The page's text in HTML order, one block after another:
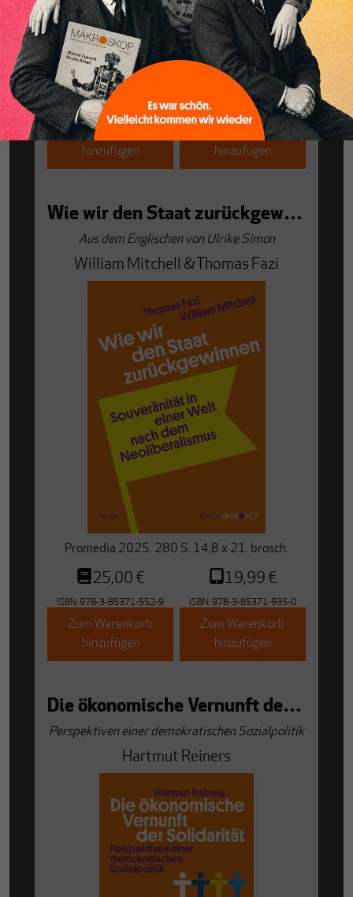
Promedia 2025. 240 S. 14,8 x 21. brosch.
23,00 €
ISBN:978-3-85371-545-1
18,99 €
ISBN: 978-3-85371-930-5
Zum Warenkorb
hinzufügen
Zum Warenkorb
hinzufügen
Wie wir den Staat zurückgewinnen. Souveränität in einer Welt nach dem Neoliberalismus.
Aus dem Englischen von Ulrike Simon
William Mitchell & Thomas Fazi
Promedia 2025. 280 S. 14,8 x 21. brosch.
25,00 €
ISBN: 978-3-85371-552-9
19,99 €
ISBN: 978-3-85371-935-0
Zum Warenkorb
hinzufügen
Zum Warenkorb
hinzufügen
Die ökonomische Vernunft der Solidarität
Perspektiven einer demokratischen Sozialpolitik
Hartmut Reiners